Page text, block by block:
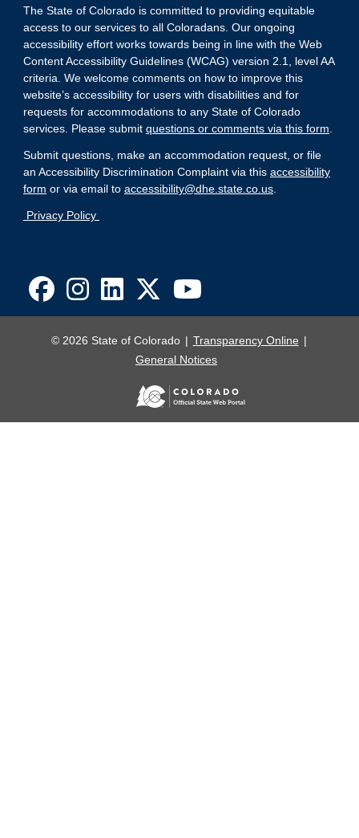
The State of Colorado is committed to providing equitable
access to our services to all Coloradans. Our ongoing
accessibility effort works towards being in line with the Web
Content Accessibility Guidelines (WCAG) version 2.1, level AA
criteria. We welcome comments on how to improve this
website’s accessibility for users with disabilities and for
requests for accommodations to any State of Colorado
services. Please submit questions or comments via this form
Submit questions, make an accommodation request, or file
an Accessibility Discrimination Complaint via this accessibility
form or via email to accessibility@dhe.state.co.us
Privacy Policy
© 2026 State of Colorado
Transparency Online
General Notices